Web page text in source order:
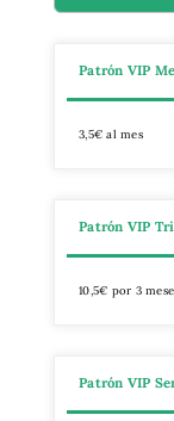
Patrón VIP
3,5€ al mes
Patrón VIP
10,5€ por 3
Patrón VIP